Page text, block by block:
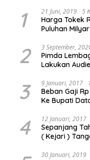
1 21 Juni, 2019 5
Harga Tokek
Puluhan
2 3 September,
Pimda
Lakukan
3 9 Januari, 2017
Beban Gaji
Ke Bupati
4 12 Januari, 2017
Sepanjang
( Kejari )
30 Januari, 2019